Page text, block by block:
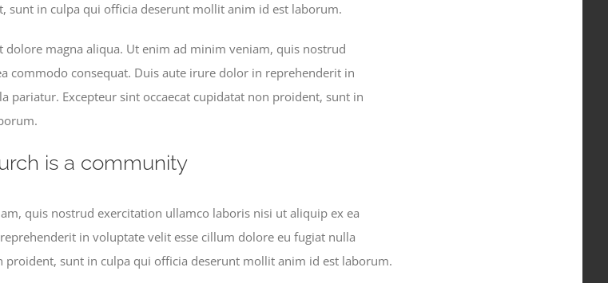
sunt in culpa qui officia deserunt mollit anim id est laborum.
magna aliqua. Ut enim ad minim veniam, quis nostrud
commodo consequat. Duis aute irure dolor in reprehenderit in
pariatur. Excepteur sint occaecat cupidatat non proident, sunt in
is a community
quis nostrud exercitation ullamco laboris nisi ut aliquip ex ea
in voluptate velit esse cillum dolore eu fugiat nulla
proident, sunt in culpa qui officia deserunt mollit anim id est laborum.